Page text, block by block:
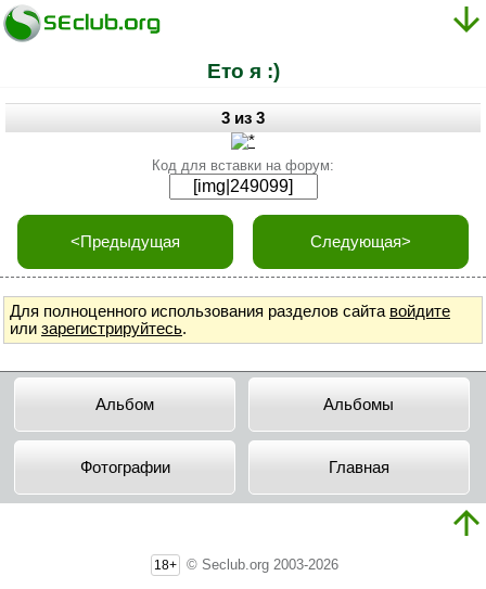
Ето я :)
3 из 3
Код для вставки на форум:
<Предыдущая Следующая>
Для полноценного использования разделов сайта войдите
или зарегистрируйтесь.
Альбом Альбомы
Фотографии Главная
18+ © Seclub.org 2003-2026